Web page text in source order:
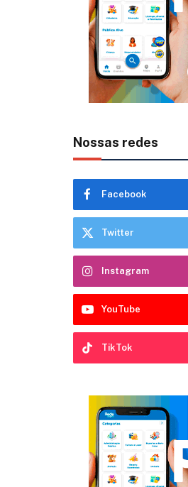
Nossas redes
Facebook
Twitter
Instagram
YouTube
TikTok